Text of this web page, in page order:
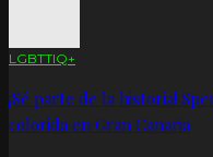
LGBTTIQ+
¡Sé parte de la historia!
colorida en Gran Canaria